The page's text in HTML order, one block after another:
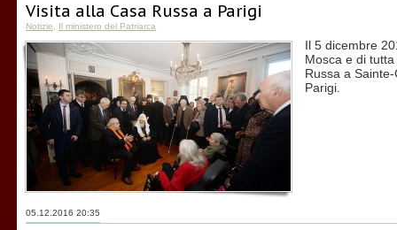
Visita alla Casa Russa a Parigi
Notizie Il ministero del Patriarca
Il 5 dicembre
Mosca e di tutta
Russa a
Parigi.
05.12.2016 20:35